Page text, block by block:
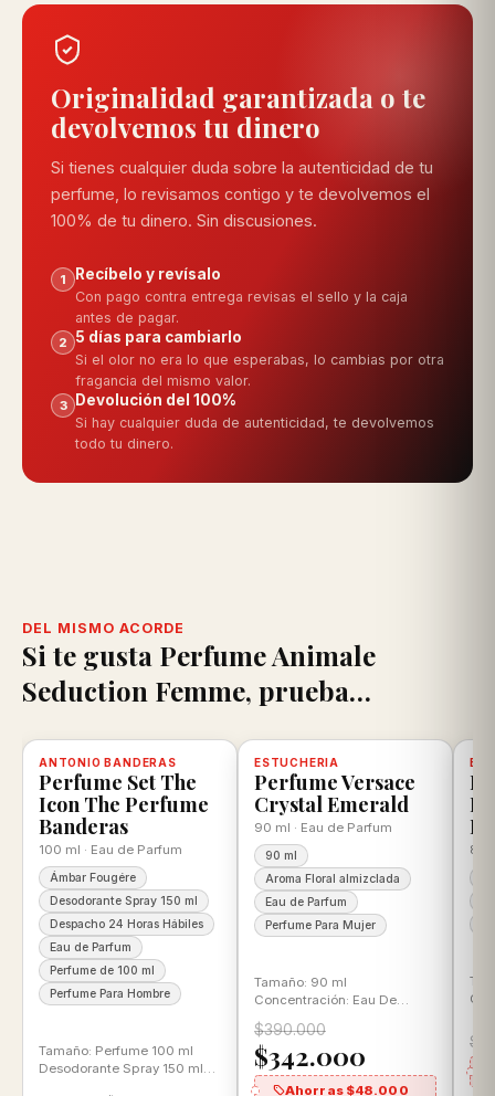
Originalidad garantizada o te
devolvemos tu dinero
Si tienes cualquier duda sobre la autenticidad de tu
perfume, lo revisamos contigo y te devolvemos el
100% de tu dinero. Sin discusiones.
1 Recíbelo y revísalo
Con pago contra entrega revisas el sello y la caja
antes de pagar.
2 5 días para cambiarlo
Si el olor no era lo que esperabas, lo cambias por otra
fragancia del mismo valor.
3 Devolución del 100%
Si hay cualquier duda de autenticidad, te devolvemos
todo tu dinero.
DEL MISMO ACORDE
Si te gusta Perfume Animale
Seduction Femme, prueba…
Disponible, con descuentoDisponible, con descuento
-20% 100% ORIGINAL
ANTONIO BANDERAS
Perfume Set The
Icon The Perfume
Banderas
100 ml · Eau de Parfum
Ámbar Fougére
Desodorante Spray 150 ml
Despacho 24 Horas Hábiles
Eau de Parfum
Perfume de 100 ml
Perfume Para Hombre
Tamaño: Perfume 100 ml
Desodorante Spray 150 ml
-12%
ESTUCHERIA
Perfume Versace
Crystal Emerald
90 ml · Eau de Parfum
90 ml
Aroma Floral almizclada
Eau de Parfum
Perfume Para Mujer
Tamaño: 90 ml
Concentración: Eau De
Parfum Aroma: Floral
almizclada
$390.000
$342.000
Ahorras $48.000
80